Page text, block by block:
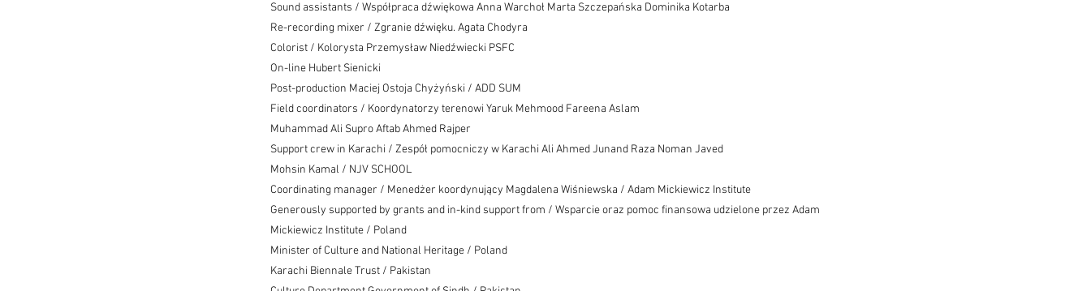
Sound assistants / Współpraca dźwiękowa Anna Warchoł Marta Szczepańska Dominika Kotarba
Re-recording mixer / Zgranie dźwięku. Agata Chodyra
Colorist / Kolorysta Przemysław Niedźwiecki PSFC
On-line Hubert Sienicki
Post-production Maciej Ostoja Chyżyński / ADD SUM
Field coordinators / Koordynatorzy terenowi Yaruk Mehmood Fareena Aslam
Muhammad Ali Supro Aftab Ahmed Rajper
Support crew in Karachi / Zespół pomocniczy w Karachi Ali Ahmed Junand Raza Noman Javed
Mohsin Kamal / NJV SCHOOL
Coordinating manager / Menedżer koordynujący Magdalena Wiśniewska / Adam Mickiewicz Institute
Generously supported by grants and in-kind support from / Wsparcie oraz pomoc finansowa udzielone przez Adam
Mickiewicz Institute / Poland
Minister of Culture and National Heritage / Poland
Karachi Biennale Trust / Pakistan